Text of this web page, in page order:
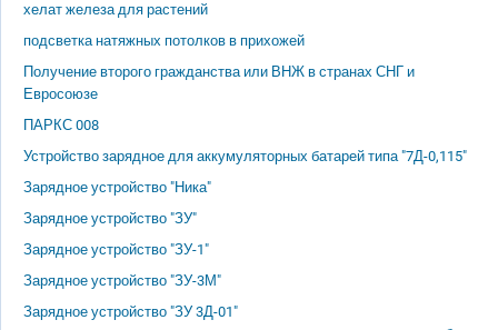
хелат железа для растений
подсветка натяжных потолков в прихожей
Получение второго гражданства или ВНЖ в странах СНГ и
Евросоюзе
ПАРКС 008
Устройство зарядное для аккумуляторных батарей типа "7Д-0,115"
Зарядное устройство "Ника"
Зарядное устройство "ЗУ"
Зарядное устройство "ЗУ-1"
Зарядное устройство "ЗУ-3М"
Зарядное устройство "ЗУ 3Д-01"